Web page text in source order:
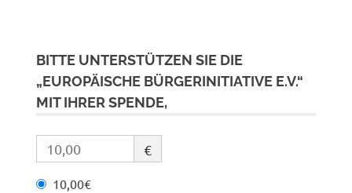
BITTE UNTERSTÜTZEN SIE DIE
„EUROPÄISCHE BÜRGERINITIATIVE E.V.“
MIT IHRER SPENDE,
€
10,00€